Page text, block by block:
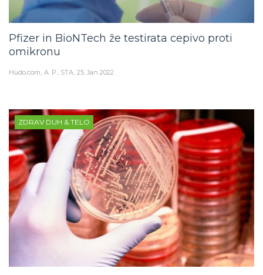
Pfizer in BioNTech že testirata cepivo proti
omikronu
Hudo.com A. P., STA 25. Jan 2022
ZDRAV DUH & TELO